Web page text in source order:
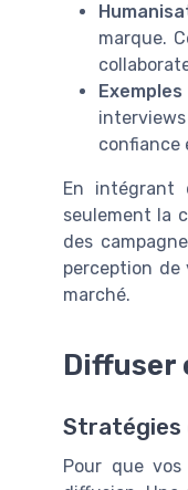
marque.
confiance
En intégrant
seulement la
des
perception
marché.
Diffuser
Stratégies
Pour que